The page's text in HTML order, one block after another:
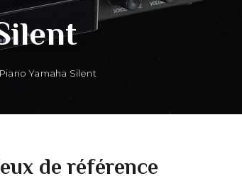
Piano Yamaha Silent
de référence